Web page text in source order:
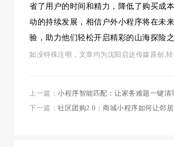
省了用户的时间和精力，降低了购买成
动的持续发展，相信户外小程序将在未
验，助力他们轻松开启精彩的山海探险
如没特殊注明，文章均为沈阳启达传媒原创,转
上一篇： 小程序智能匹配：让家务难题一键清
下一篇： 社区团购2.0：商城小程序如何让邻居